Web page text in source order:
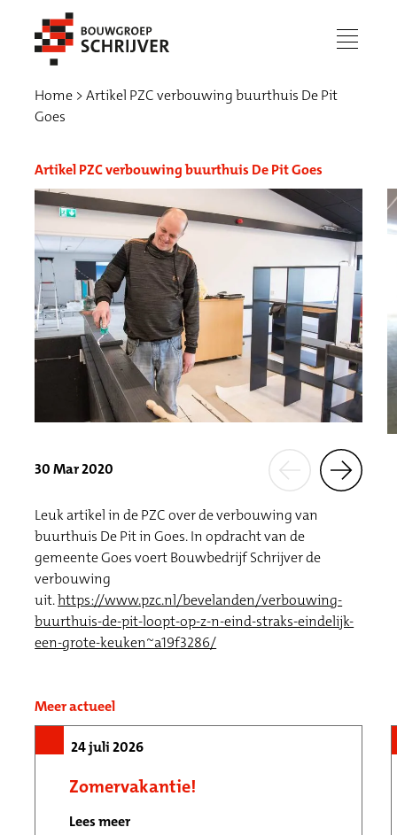
menu
Werken bij
Home
Artikel PZC verbouwing buurthuis De Pit
Goes
Artikel PZC verbouwing buurthuis De Pit Goes
30 Mar 2020
Leuk artikel in de PZC over de verbouwing van
buurthuis De Pit in Goes. In opdracht van de
gemeente Goes voert Bouwbedrijf Schrijver de
verbouwing
uit.https://www.pzc.nl/bevelanden/verbouwing-
buurthuis-de-pit-loopt-op-z-n-eind-straks-eindelijk-
een-grote-keuken~a19f3286/
Meer actueel
24 juli 2026
Zomervakantie!
Lees meer